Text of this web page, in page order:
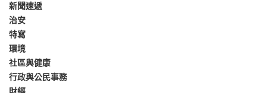
新聞速遞
治安
特寫
環境
社區與健康
行政與公民事務
財經